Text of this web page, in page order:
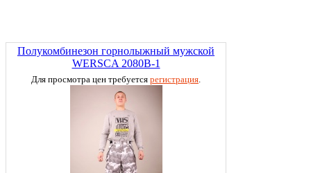
Полукомбинезон горнолыжный мужской
WERSCA 2080В-1
Для просмотра цен требуется регистрация